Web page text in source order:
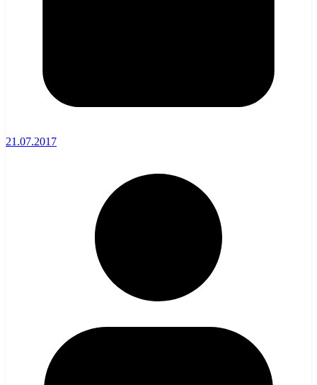
21.07.2017